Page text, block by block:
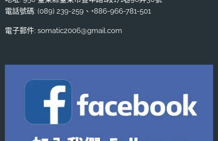
電話號碼: (089) 239-259、+886-966-781-501
電子郵件: somatic2006@gmail.com